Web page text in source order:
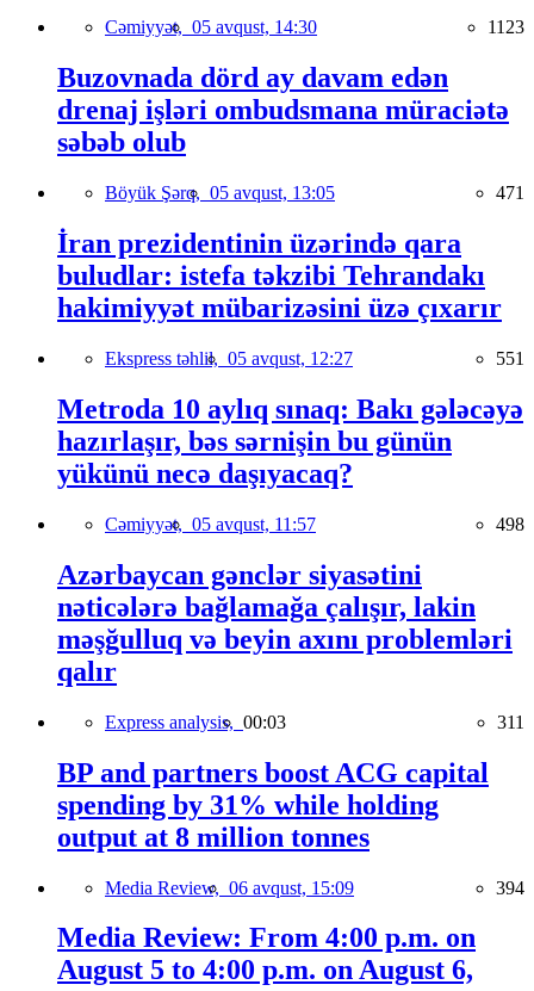
Cəmiyyət, 05 avqust, 14:30 1123
Buzovnada dörd ay davam edən
drenaj işləri ombudsmana müraciətə
səbəb olub
Böyük Şərq, 05 avqust, 13:05 471
İran prezidentinin üzərində qara
buludlar: istefa təkzibi Tehrandakı
hakimiyyət mübarizəsini üzə çıxarır
Ekspress təhlil, 05 avqust, 12:27 551
Metroda 10 aylıq sınaq: Bakı gələcəyə
hazırlaşır, bəs sərnişin bu günün
yükünü necə daşıyacaq?
Cəmiyyət, 05 avqust, 11:57 498
Azərbaycan gənclər siyasətini
nəticələrə bağlamağa çalışır, lakin
məşğulluq və beyin axını problemləri
qalır
Express analysis, 00:03 311
BP and partners boost ACG capital
spending by 31% while holding
output at 8 million tonnes
Media Review, 06 avqust, 15:09 394
Media Review: From 4:00 p.m. on
August 5 to 4:00 p.m. on August 6,